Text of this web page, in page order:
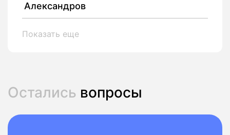
Александров
Показать еще
Остались вопросы